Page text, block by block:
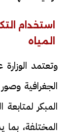
استخدام
المياه
وتعتمد
الجغرافية وصور
المبكر لمتابعة
المختلفة، بما